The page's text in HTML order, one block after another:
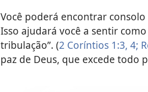
Você poderá encontrar
Isso ajudará você a sentir
tribulação”. (2 Coríntios 1:3, 4;
paz de Deus, que excede todo